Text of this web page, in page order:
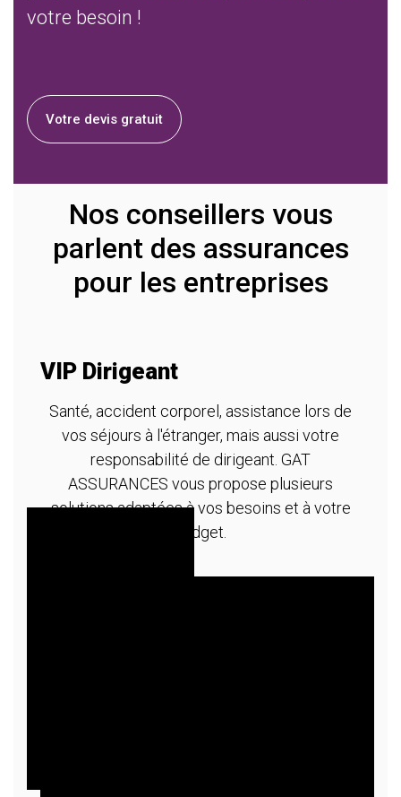
votre besoin !
Votre devis gratuit
Nos conseillers vous
parlent des assurances
pour les entreprises
VIP Dirigeant
Santé, accident corporel, assistance lors de
vos séjours à l'étranger, mais aussi votre
responsabilité de dirigeant. GAT
ASSURANCES vous propose plusieurs
solutions adaptées à vos besoins et à votre
budget.